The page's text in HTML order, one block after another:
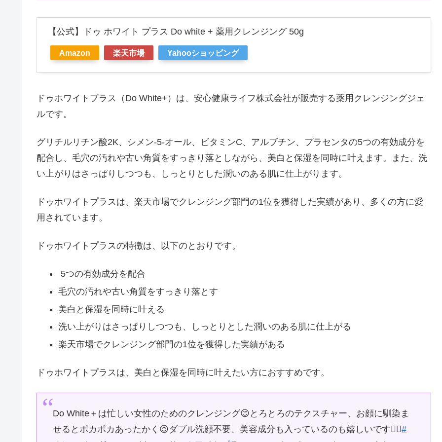
【公式】ドゥ ホワイト プラス Do white + 薬用クレンジング 50g
Amazon 楽天市場 Yahooショッピング
ドゥホワイトプラス（Do White+）は、安心健康ライフ株式会社が販売する薬用クレンジングジェ
ルです。
グリチルリチン酸2K、シメン-5-オール、ビタミンC、アルブチン、プラセンタの5つの有効成分を
配合し、毛穴の汚れや古い角質をすっきり落としながら、美白と保湿を同時に叶えます。また、洗
い上がりはさっぱりしつつも、しっとりとした潤いのある肌に仕上がります。
ドゥホワイトプラスは、楽天市場でクレンジング部門の1位を獲得した実績があり、多くの方に愛
用されています。
ドゥホワイトプラスの特徴は、以下のとおりです。
5つの有効成分を配合
毛穴の汚れや古い角質をすっきり落とす
美白と保湿を同時に叶える
洗い上がりはさっぱりしつつも、しっとりとした潤いのある肌に仕上がる
楽天市場でクレンジング部門の1位を獲得した実績がある
ドゥホワイトプラスは、美白と保湿を同時に叶えたい方におすすめです。
Do White＋は忙しい女性のためのクレンジング😊とろとろのテクスチャー、お顔に馴染ま
せるとポカポカあったかく😌ダブル洗顔不要、美容成分も入っているのも嬉しいです🙆‍♀️#